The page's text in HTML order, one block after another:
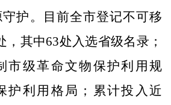
护。目前全市登记不可移
，其中63处入选省级名录；
市级革命文物保护利用规
护利用格局；累计投入近